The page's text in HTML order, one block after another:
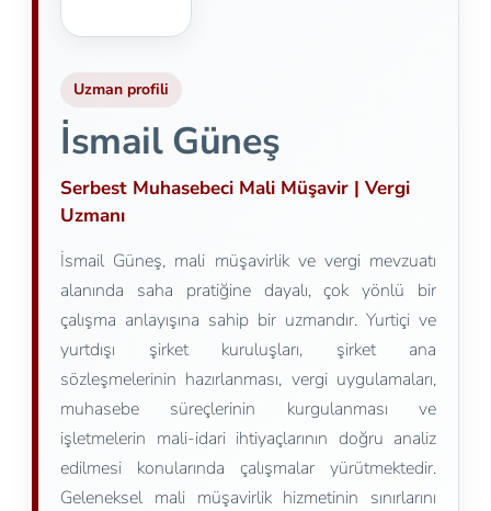
Uzman profili
İsmail Güneş
Serbest Muhasebeci Mali Müşavir | Vergi
Uzmanı
İsmail Güneş, mali müşavirlik ve vergi mevzuatı
alanında saha pratiğine dayalı, çok yönlü bir
çalışma anlayışına sahip bir uzmandır. Yurtiçi ve
yurtdışı şirket kuruluşları, şirket ana
sözleşmelerinin hazırlanması, vergi uygulamaları,
muhasebe süreçlerinin kurgulanması ve
işletmelerin mali-idari ihtiyaçlarının doğru analiz
edilmesi konularında çalışmalar yürütmektedir.
Geleneksel mali müşavirlik hizmetinin sınırlarını